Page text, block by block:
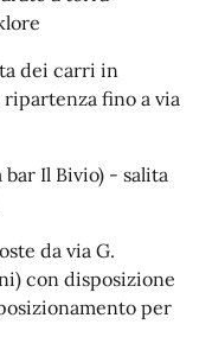
dei carri in
ripartenza fino a via
Il Bivio) - salita
da via G.
con disposizione
per